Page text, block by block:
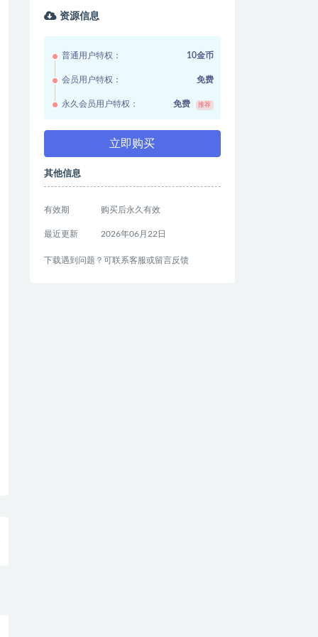
资源信息
普通用户特权： 10金币
会员用户特权： 免费
永久会员用户特权： 免费 推荐
立即购买
其他信息
有效期 购买后永久有效
最近更新 2026年06月22日
下载遇到问题？可联系客服或留言反馈